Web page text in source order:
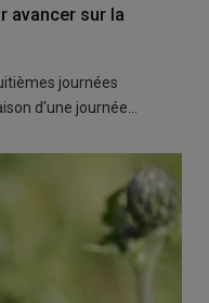
avancer sur la
journées
d'une journée…